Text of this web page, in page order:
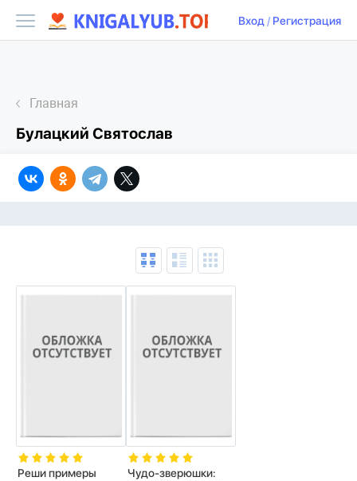
Вход/ Регистрация
Главная
Булацкий Святослав
Реши примеры
Чудо-зверюшки: